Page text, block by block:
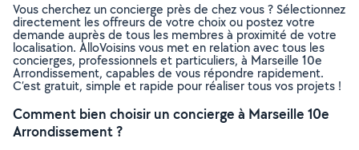
Vous cherchez un concierge près de chez vous ? Sélectionnez
directement les offreurs de votre choix ou postez votre
demande auprès de tous les membres à proximité de votre
localisation. AlloVoisins vous met en relation avec tous les
concierges, professionnels et particuliers, à Marseille 10e
Arrondissement, capables de vous répondre rapidement.
C’est gratuit, simple et rapide pour réaliser tous vos projets !
Comment bien choisir un concierge à Marseille 10e
Arrondissement ?